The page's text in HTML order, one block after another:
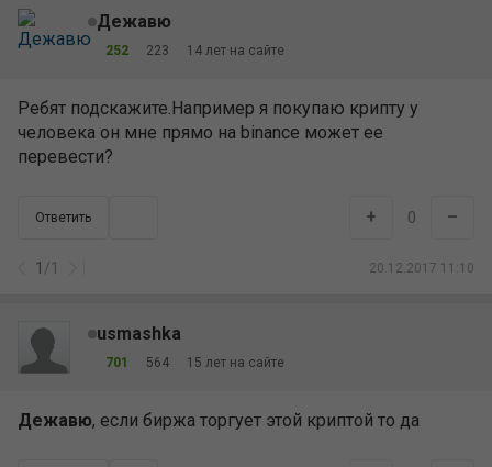
Дежавю
252 223 14 лет на сайте
Ребят подскажите.Например я покупаю крипту у
человека он мне прямо на binance может ее
перевести?
Ответить
1 /1 20.12.2017 11:10
+ 0 –
usmashka
701 564 15 лет на сайте
Дежавю, если биржа торгует этой криптой то да